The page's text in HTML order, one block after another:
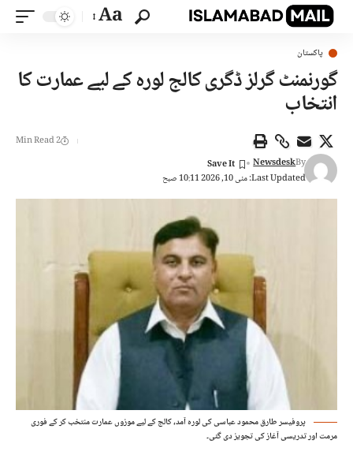
Aa
پاکستان
گورنمنٹ گرلز ڈگری کالج لورہ کے لیے عمارت کا
انتخاب
Last Updated: مئی 10, 2026 10:11 صبح
By
Newsdesk
2 Min Read
پروفیسر طارق محمود عباسی کی لورہ آمد، کالج کے لیے موزوں عمارت منتخب کر کے فوری
مرمت اور تدریسی آغاز کی تجویز دی گئی۔